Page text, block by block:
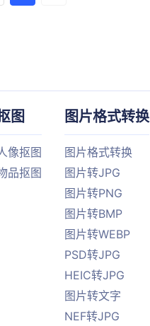
图
像抠图
品抠图
图片格式转换
图片格式转换
图片转JPG
图片转PNG
图片转BMP
图片转WEBP
PSD转JPG
HEIC转JPG
图片转文字
NEF转JPG